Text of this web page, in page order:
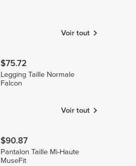
Voir tout
$75.72
Legging Taille Normale
Falcon
Voir tout
$90.87
Pantalon Taille Mi-Haute
MuseFit